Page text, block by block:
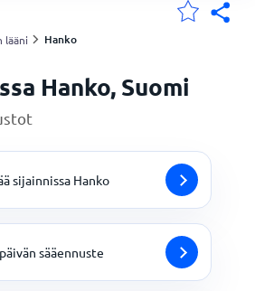
lääni Hanko
Hanko, Suomi
sijainnissa Hanko
sääennuste